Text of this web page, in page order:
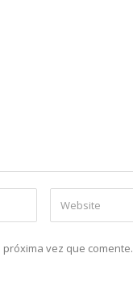
vez que comente.